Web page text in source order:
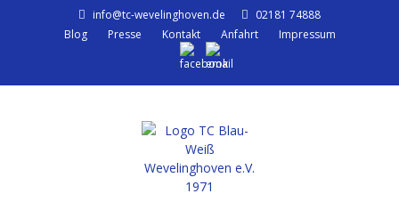
info@tc-wevelinghoven.de
02181 74888
Blog
Presse Kontakt Anfahrt Impressum